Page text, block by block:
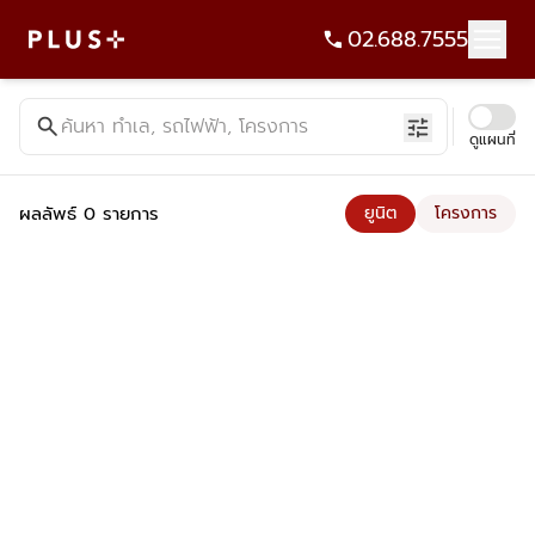
02.688.7555
ค้นหาคอนโด บ้าน ที่ดิน อาคารสำนักงาน ทั้งขายและเช่า - Plus
searchค้นหา ทำเล, รถไฟฟ้า, โครงการ tune ดูแผนที่
ผลลัพธ์ 0 รายการ ยูนิต โครงการ